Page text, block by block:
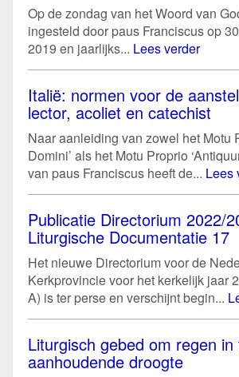
Op de zondag van het Woord van
ingesteld door paus Franciscus op
2019 en jaarlijks... Lees verder
Italië: normen voor de
lector, acoliet en catechist
Naar aanleiding van zowel het Motu
Domini’ als het Motu Proprio
van paus Franciscus heeft de... Lees
Publicatie Directorium 2022/
Liturgische Documentatie 17
Het nieuwe Directorium voor de
Kerkprovincie voor het kerkelijk jaar
A) is ter perse en verschijnt begin...
Liturgisch gebed om regen in
aanhoudende droogte